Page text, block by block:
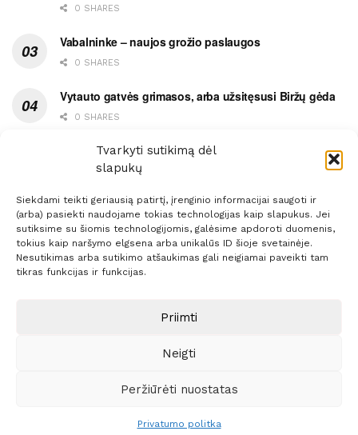
Tvarkyti sutikimą dėl
slapukų
Siekdami teikti geriausią patirtį, įrenginio informacijai saugoti ir
(arba) pasiekti naudojame tokias technologijas kaip slapukus. Jei
sutiksime su šiomis technologijomis, galėsime apdoroti duomenis,
tokius kaip naršymo elgsena arba unikalūs ID šioje svetainėje.
Nesutikimas arba sutikimo atšaukimas gali neigiamai paveikti tam
tikras funkcijas ir funkcijas.
Priimti
Neigti
Peržiūrėti nuostatas
Privatumo politka
0 SHARES
Vabalninke – naujos grožio paslaugos
0 SHARES
Vytauto gatvės grimasos, arba užsitęsusi Biržų gėda
0 SHARES
Pietų metas pažymėtas avarija
0 SHARES
Prenumerata Reklama
Sprendimas:ITBrolis